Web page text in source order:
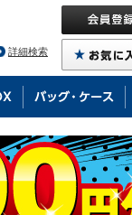
詳細検索